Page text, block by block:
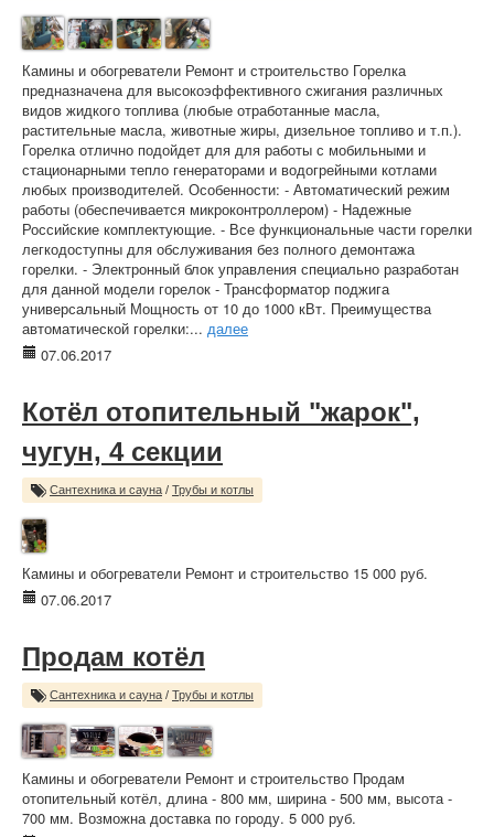
Камины и обогреватели Ремонт и строительство Горелка
предназначена для высокоэффективного сжигания различных
видов жидкого топлива (любые отработанные масла,
растительные масла, животные жиры, дизельное топливо и т.п.).
Горелка отлично подойдет для для работы с мобильными и
стационарными тепло генераторами и водогрейными котлами
любых производителей. Особенности: - Автоматический режим
работы (обеспечивается микроконтроллером) - Надежные
Российские комплектующие. - Все функциональные части горелки
легкодоступны для обслуживания без полного демонтажа
горелки. - Электронный блок управления специально разработан
для данной модели горелок - Трансформатор поджига
универсальный Мощность от 10 до 1000 кВт. Преимущества
автоматической горелки:... далее
07.06.2017
Котёл отопительный "жарок",
чугун, 4 секции
Сантехника и сауна / Трубы и котлы
Камины и обогреватели Ремонт и строительство 15 000 руб.
07.06.2017
Продам котёл
Сантехника и сауна / Трубы и котлы
Камины и обогреватели Ремонт и строительство Продам
отопительный котёл, длина - 800 мм, ширина - 500 мм, высота -
700 мм. Возможна доставка по городу. 5 000 руб.